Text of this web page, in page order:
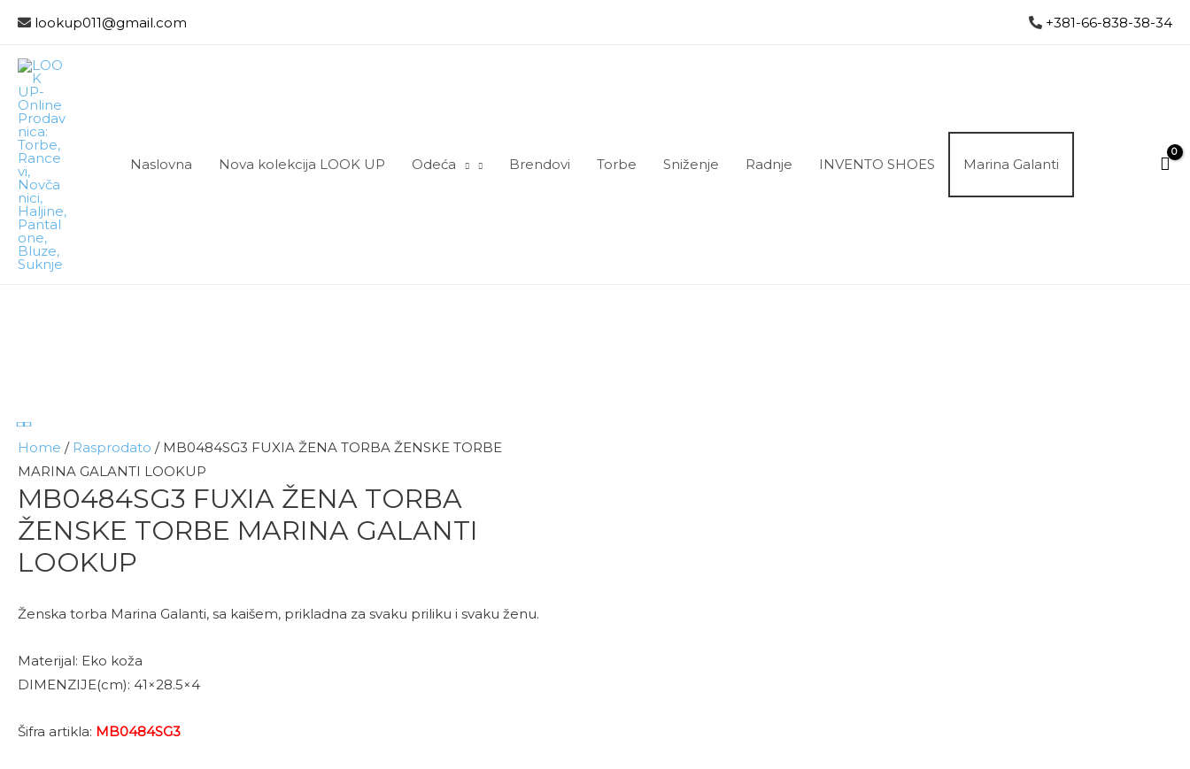
lookup011@gmail.com +381-66-838-38-34
Naslovna Nova kolekcija LOOK UP Odeća Brendovi Torbe Sniženje Radnje INVENTO SHOES Marina Galanti
Home / Rasprodato / MB0484SG3 FUXIA ŽENA TORBA ŽENSKE TORBE
MARINA GALANTI LOOKUP
MB0484SG3 FUXIA ŽENA TORBA
ŽENSKE TORBE MARINA GALANTI
LOOKUP
Ženska torba Marina Galanti, sa kaišem, prikladna za svaku priliku i svaku ženu.
Materijal: Eko koža
DIMENZIJE(cm): 41×28.5×4
Šifra artikla: MB0484SG3